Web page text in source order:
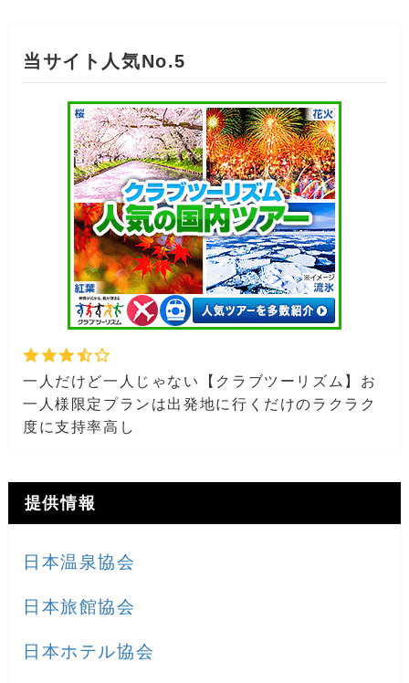
当サイト人気No.5
一人だけど一人じゃない【クラブツーリズム】お
一人様限定プランは出発地に行くだけのラクラク
度に支持率高し
提供情報
日本温泉協会
日本旅館協会
日本ホテル協会